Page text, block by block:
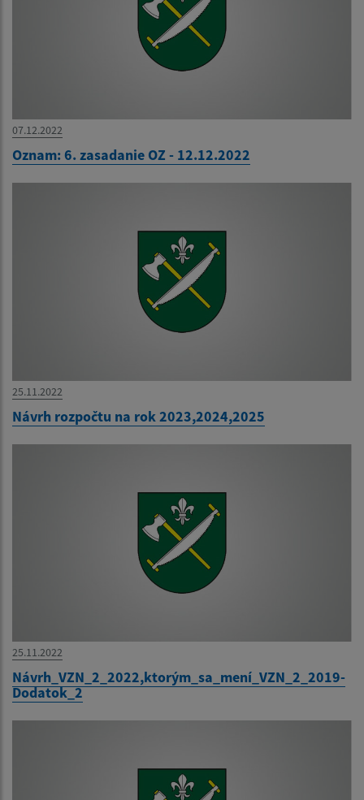
07.12.2022
Oznam: 6. zasadanie OZ - 12.12.2022
25.11.2022
Návrh rozpočtu na rok 2023,2024,2025
25.11.2022
Návrh_VZN_2_2022,ktorým_sa_mení_VZN_2_2019-
Dodatok_2